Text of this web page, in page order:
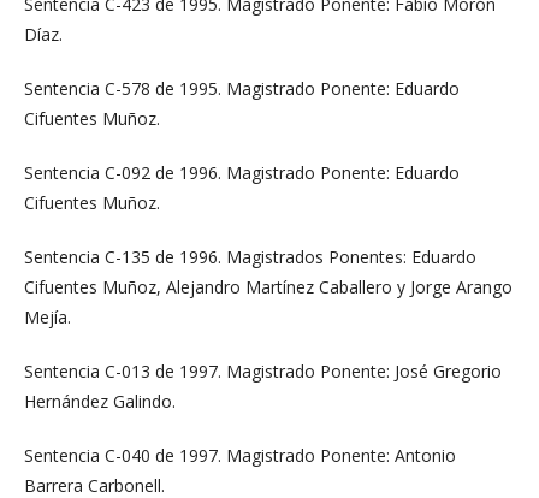
Díaz.
Sentencia C-578 de 1995. Magistrado Ponente: Eduardo
Cifuentes Muñoz.
Sentencia C-092 de 1996. Magistrado Ponente: Eduardo
Cifuentes Muñoz.
Sentencia C-135 de 1996. Magistrados Ponentes: Eduardo
Cifuentes Muñoz, Alejandro Martínez Caballero y Jorge Arango
Mejía.
Sentencia C-013 de 1997. Magistrado Ponente: José Gregorio
Hernández Galindo.
Sentencia C-040 de 1997. Magistrado Ponente: Antonio
Barrera Carbonell.